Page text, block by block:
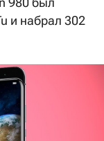
и набрал 302